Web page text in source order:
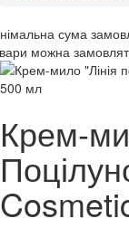
сума
можна
Крем-